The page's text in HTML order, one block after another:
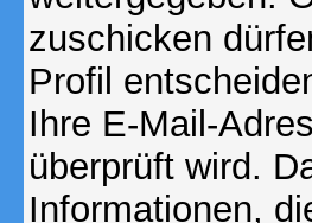
zuschicken
Profil
Ihre E-Mail-
überprüft wird.
Informationen,